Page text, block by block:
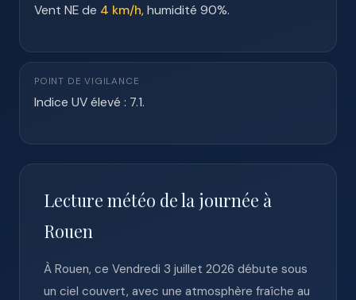
Vent NE de 4 km/h, humidité 90%.
POINT DE VIGILANCE
Indice UV élevé : 7.1.
Lecture météo de la journée à
Rouen
À Rouen, ce Vendredi 3 juillet 2026 débute sous
un ciel couvert, avec une atmosphère fraîche au